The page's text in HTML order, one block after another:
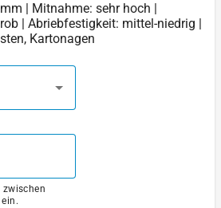
| Mitnahme: sehr hoch |
| Abriebfestigkeit: mittel-niedrig |
Kartonagen
zwischen